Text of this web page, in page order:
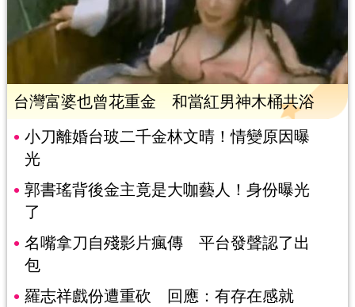
台灣富婆也曾花重金 和當紅男神木桶共浴
小刀離婚台玻二千金林文晴！情變原因曝
光
郭書瑤背後金主竟是大咖藝人！身份曝光
了
名嘴拿刀自殘影片瘋傳 平台發聲認了出
包
羅志祥戲份遭重砍 回應：有存在感就